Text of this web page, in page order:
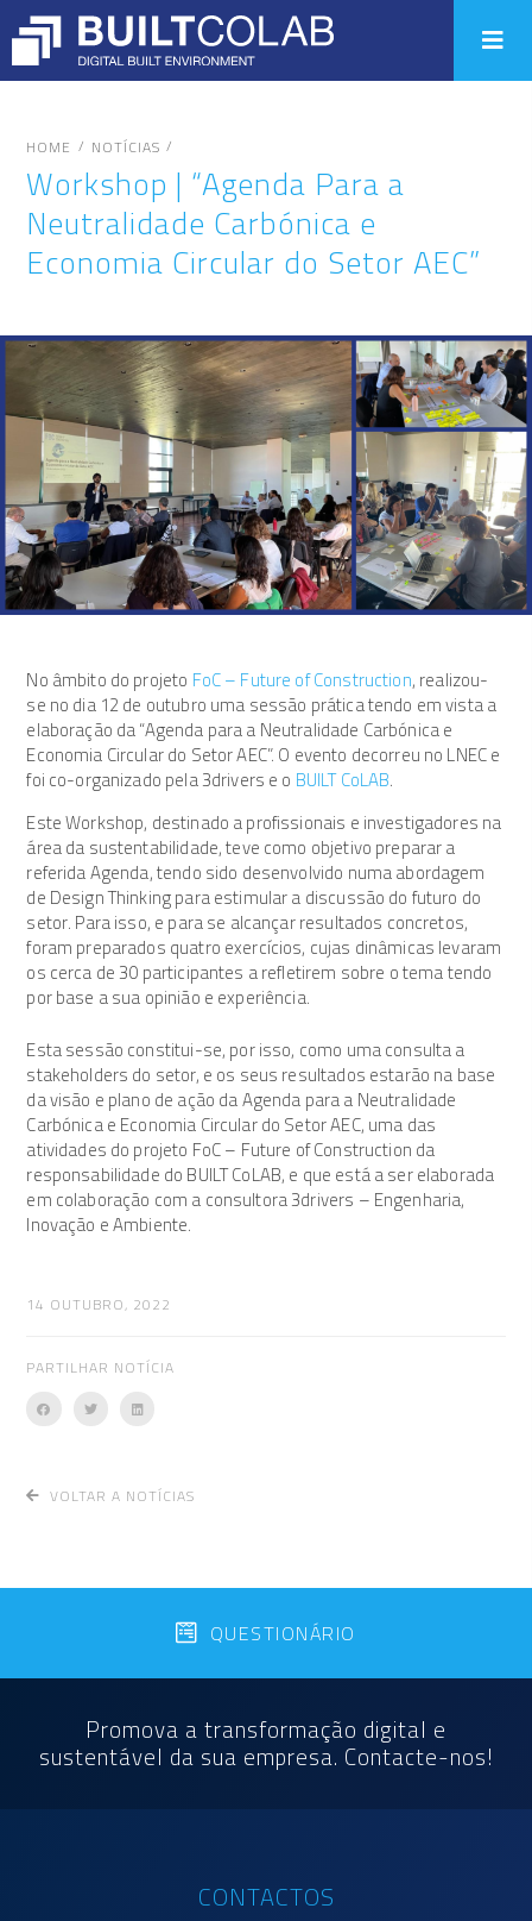
HOME / NOTÍCIAS /
Workshop | “Agenda Para a
Neutralidade Carbónica e
Economia Circular do Setor AEC”
14 OUTUBRO, 2022
PARTILHAR NOTÍCIA
No âmbito do projeto FoC – Future of Construction, realizou-
se no dia 12 de outubro uma sessão prática tendo em vista a
elaboração da “Agenda para a Neutralidade Carbónica e
Economia Circular do Setor AEC”. O evento decorreu no LNEC e
foi co-organizado pela 3drivers e o BUILT CoLAB.
Este Workshop, destinado a profissionais e investigadores na
área da sustentabilidade, teve como objetivo preparar a
referida Agenda, tendo sido desenvolvido numa abordagem
de Design Thinking para estimular a discussão do futuro do
setor. Para isso, e para se alcançar resultados concretos,
foram preparados quatro exercícios, cujas dinâmicas levaram
os cerca de 30 participantes a refletirem sobre o tema tendo
por base a sua opinião e experiência.
Esta sessão constitui-se, por isso, como uma consulta a
stakeholders do setor, e os seus resultados estarão na base
da visão e plano de ação da Agenda para a Neutralidade
Carbónica e Economia Circular do Setor AEC, uma das
atividades do projeto FoC – Future of Construction da
responsabilidade do BUILT CoLAB, e que está a ser elaborada
em colaboração com a consultora 3drivers – Engenharia,
Inovação e Ambiente.
VOLTAR A NOTÍCIAS
Promova a transformação digital e
sustentável da sua empresa. Contacte-nos!
QUESTIONÁRIO
CONTACTOS